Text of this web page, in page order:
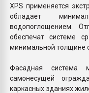
XPS применяется
обладает
водопоглощением.
обеспечат системе
минимальной толщине
Фасадная система
самонесущей
каркасных зданиях